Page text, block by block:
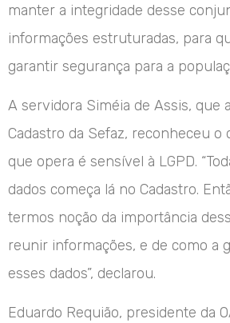
manter a integridade desse
informações estruturadas, para
garantir segurança para a
A servidora Siméia de Assis, que
Cadastro da Sefaz, reconheceu o
que opera é sensível à LGPD.
dados começa lá no Cadastro.
termos noção da importância
reunir informações, e de como a
esses dados”, declarou.
Eduardo Requião, presidente da